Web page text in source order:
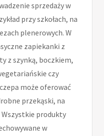
sprzedaży w
przy szkołach, na
plenerowych. W
zapiekanki z
z szynką, boczkiem,
czy
może oferować
przekąski, na
produkty
w